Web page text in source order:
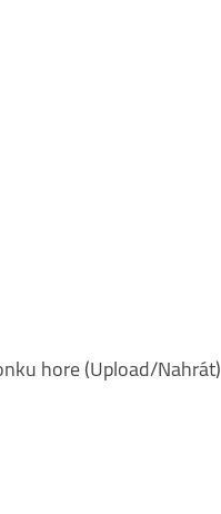
hore (Upload/Nahrát)